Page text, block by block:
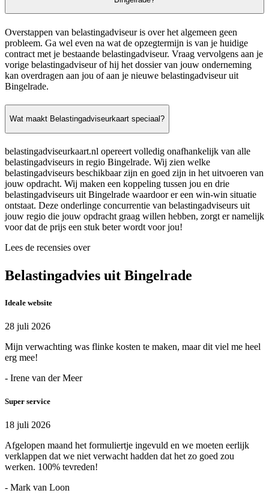
Overstappen van belastingadviseur is over het algemeen geen
probleem. Ga wel even na wat de opzegtermijn is van je huidige
contract met je bestaande belastingadviseur. Vraag vervolgens aan je
vorige belastingadviseur of hij het dossier van jouw onderneming
kan overdragen aan jou of aan je nieuwe belastingadviseur uit
Bingelrade.
Wat maakt Belastingadviseurkaart speciaal?
belastingadviseurkaart.nl opereert volledig onafhankelijk van alle
belastingadviseurs in regio Bingelrade. Wij zien welke
belastingadviseurs beschikbaar zijn en goed zijn in het uitvoeren van
jouw opdracht. Wij maken een koppeling tussen jou en drie
belastingadviseurs uit Bingelrade waardoor er een win-win situatie
ontstaat. Deze onderlinge concurrentie van belastingadviseurs uit
jouw regio die jouw opdracht graag willen hebben, zorgt er namelijk
voor dat de prijs een stuk beter wordt voor jou!
Lees de recensies over
Belastingadvies uit Bingelrade
Ideale website
28 juli 2026
Mijn verwachting was flinke kosten te maken, maar dit viel me heel
erg mee!
- Irene van der Meer
Super service
18 juli 2026
Afgelopen maand het formuliertje ingevuld en we moeten eerlijk
verklappen dat we niet verwacht hadden dat het zo goed zou
werken. 100% tevreden!
- Mark van Loon